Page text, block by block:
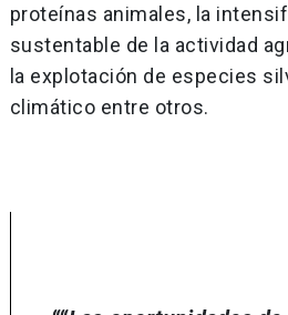
proteínas animales, la
sustentable de la actividad
la explotación de especies
climático entre otros.